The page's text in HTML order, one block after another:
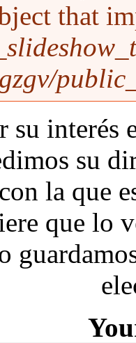
that
su interés
su
la que
que lo